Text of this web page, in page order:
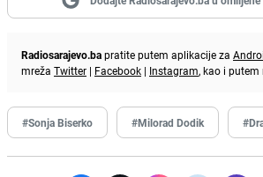
Radiosarajevo.bapratite putem aplikacije za
mreža Twitter | Facebook | Instagram, kao i putem
#Sonja Biserko #Milorad Dodik